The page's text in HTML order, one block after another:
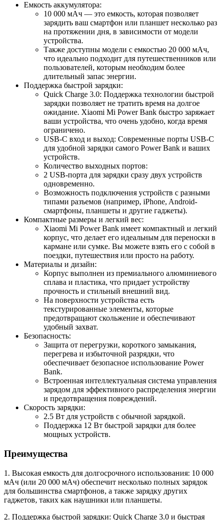
Емкость аккумулятора:
10 000 мАч — это емкость, которая позволяет
зарядить ваш смартфон или планшет несколько раз
на протяжении дня, в зависимости от модели
устройства.
Также доступны модели с емкостью 20 000 мАч,
что идеально подходит для путешественников или
пользователей, которым необходим более
длительный запас энергии.
Поддержка быстрой зарядки:
Quick Charge 3.0: Поддержка технологии быстрой
зарядки позволяет не тратить время на долгое
ожидание. Xiaomi Mi Power Bank быстро заряжает
ваши устройства, что очень удобно, когда время
ограничено.
USB-C вход и выход: Современные порты USB-C
для удобной зарядки самого Power Bank и ваших
устройств.
Количество выходных портов:
2 USB-порта для зарядки сразу двух устройств
одновременно.
Возможность подключения устройств с разными
типами разъемов (например, iPhone, Android-
смартфоны, планшеты и другие гаджеты).
Компактные размеры и легкий вес:
Xiaomi Mi Power Bank имеет компактный и легкий
корпус, что делает его идеальным для переноски в
кармане или сумке. Вы можете взять его с собой в
поездки, путешествия или просто на работу.
Материалы и дизайн:
Корпус выполнен из премиального алюминиевого
сплава и пластика, что придает устройству
прочность и стильный внешний вид.
На поверхности устройства есть
текстурированные элементы, которые
предотвращают скольжение и обеспечивают
удобный захват.
Безопасность:
Защита от перегрузки, короткого замыкания,
перегрева и избыточной разрядки, что
обеспечивает безопасное использование Power
Bank.
Встроенная интеллектуальная система управления
зарядом для эффективного распределения энергии
и предотвращения повреждений.
Скорость зарядки:
2.5 Вт для устройств с обычной зарядкой.
Поддержка 12 Вт быстрой зарядки для более
мощных устройств.
Преимущества
1. Высокая емкость для долгосрочного использования: 10 000
мАч (или 20 000 мАч) обеспечит несколько полных зарядок
для большинства смартфонов, а также зарядку других
гаджетов, таких как наушники или планшеты.
2. Поддержка быстрой зарядки: Quick Charge 3.0 и быстрая